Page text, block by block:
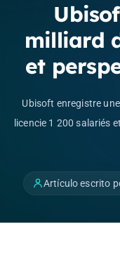
milliard
et
Ubisoft enregistre
licencie 1 200 salariés
Artículo escrito